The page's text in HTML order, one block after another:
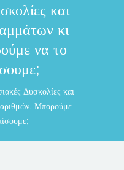
και
κι
να το
Δυσκολίες και
Μπορούμε